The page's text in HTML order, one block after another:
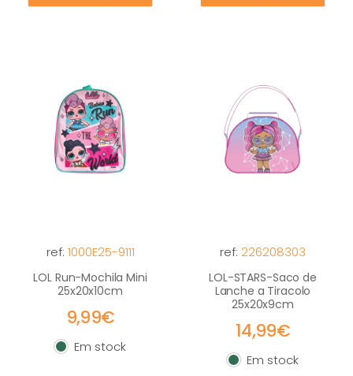
ref: 1000E25-9111
LOL Run-Mochila Mini
25x20x10cm
9,99€
Em stock
Em stock
ref: 226208303
LOL-STARS-Saco de
Lanche a Tiracolo
25x20x9cm
14,99€
Em stock
Em stock